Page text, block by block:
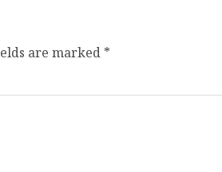
are marked *